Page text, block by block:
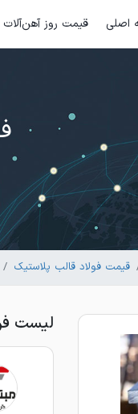
اصلی قیمت روز آهن‌آلات
قیمت فولاد قالب پلاستیک
لیست